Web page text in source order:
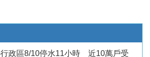
政區8/10停水11小時 近10萬戶受